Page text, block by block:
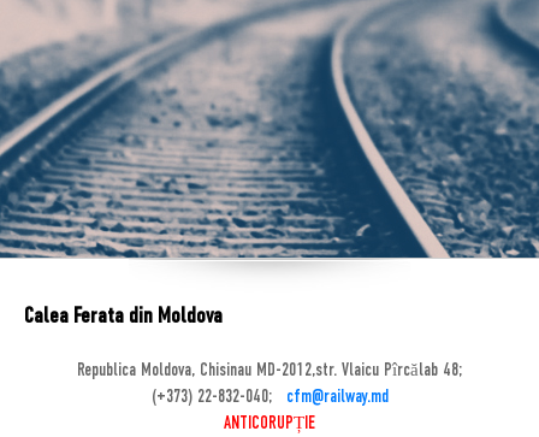
Calea Ferata din Moldova
Republica Moldova, Chisinau MD-2012,str. Vlaicu Pîrcălab 48;
(+373) 22-832-040;
cfm@railway.md
ANTICORUPȚIE